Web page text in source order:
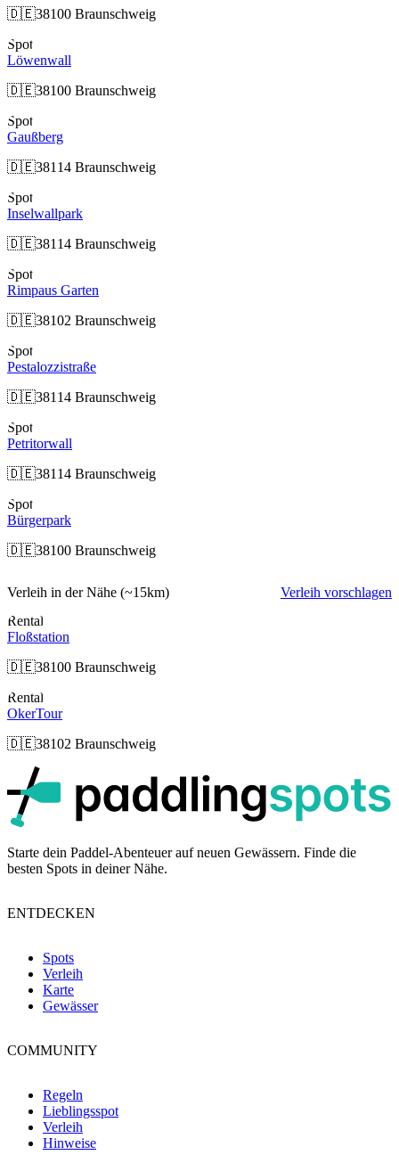
🇩🇪38100 Braunschweig
Spot
Löwenwall
🇩🇪38100 Braunschweig
Spot
Gaußberg
🇩🇪38114 Braunschweig
Spot
Inselwallpark
🇩🇪38114 Braunschweig
Spot
Rimpaus Garten
🇩🇪38102 Braunschweig
Spot
Pestalozzistraße
🇩🇪38114 Braunschweig
Spot
Petritorwall
🇩🇪38114 Braunschweig
Spot
Bürgerpark
🇩🇪38100 Braunschweig
Verleih in der Nähe (~15km)
Verleih vorschlagen
Rental
Floßstation
🇩🇪38100 Braunschweig
Rental
OkerTour
🇩🇪38102 Braunschweig
Starte dein Paddel-Abenteuer auf neuen Gewässern. Finde die
besten Spots in deiner Nähe.
ENTDECKEN
Spots
Verleih
Karte
Gewässer
COMMUNITY
Regeln
Lieblingsspot
Verleih
Hinweise